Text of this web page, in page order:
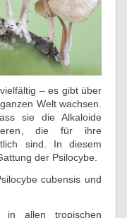
– es gibt über
Welt wachsen.
sie die Alkaloide
die für ihre
sind. In diesem
der Psilocybe.
cubensis und
in allen tropischen